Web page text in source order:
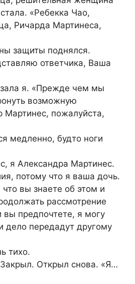
«Ребекка Чао,
Ричарда Мартинеса,
защиты поднялся.
ответчика, Ваша
я. «Прежде чем мы
возможную
Мартинес, пожалуйста,
медленно, будто ноги
я Александра Мартинес.
потому что я ваша дочь.
что вы знаете об этом и
рассмотрение
вы предпочтете, я могу
дело передадут другому
тихо.
Открыл снова. «Я…